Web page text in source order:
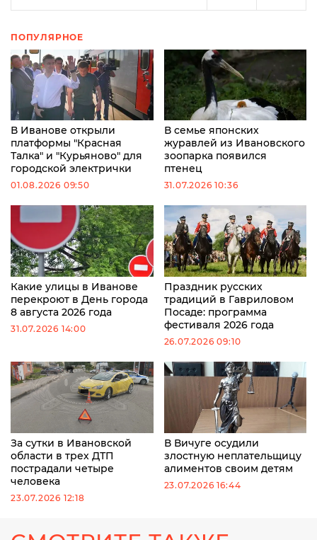
ПОПУЛЯРНОЕ
В Иванове открыли
платформы "Красная
Талка" и "Курьяново" для
городской электрички
01.08.2026 09:50
В семье японских
журавлей из Ивановского
зоопарка появился
птенец
31.07.2026 10:36
Какие улицы в Иванове
перекроют в День города
8 августа 2026 года
31.07.2026 14:00
Праздник русских
традиций в Гавриловом
Посаде: программа
фестиваля 2026 года
26.07.2026 09:10
За сутки в Ивановской
области в трех ДТП
пострадали четыре
человека
23.07.2026 12:18
В Вичуге осудили
злостную неплательщицу
алиментов своим детям
23.07.2026 16:44